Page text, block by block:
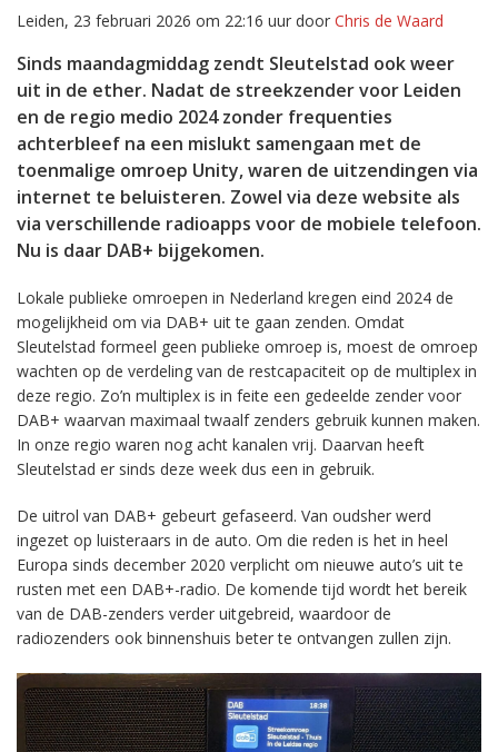
Leiden, 23 februari 2026 om 22:16 uur door Chris de Waard
Sinds maandagmiddag zendt Sleutelstad ook weer
uit in de ether. Nadat de streekzender voor Leiden
en de regio medio 2024 zonder frequenties
achterbleef na een mislukt samengaan met de
toenmalige omroep Unity, waren de uitzendingen via
internet te beluisteren. Zowel via deze website als
via verschillende radioapps voor de mobiele telefoon.
Nu is daar DAB+ bijgekomen.
Lokale publieke omroepen in Nederland kregen eind 2024 de
mogelijkheid om via DAB+ uit te gaan zenden. Omdat
Sleutelstad formeel geen publieke omroep is, moest de omroep
wachten op de verdeling van de restcapaciteit op de multiplex in
deze regio. Zo’n multiplex is in feite een gedeelde zender voor
DAB+ waarvan maximaal twaalf zenders gebruik kunnen maken.
In onze regio waren nog acht kanalen vrij. Daarvan heeft
Sleutelstad er sinds deze week dus een in gebruik.
De uitrol van DAB+ gebeurt gefaseerd. Van oudsher werd
ingezet op luisteraars in de auto. Om die reden is het in heel
Europa sinds december 2020 verplicht om nieuwe auto’s uit te
rusten met een DAB+-radio. De komende tijd wordt het bereik
van de DAB-zenders verder uitgebreid, waardoor de
radiozenders ook binnenshuis beter te ontvangen zullen zijn.